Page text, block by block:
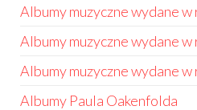
Albumy muzyczne wydane w
Albumy muzyczne wydane w
Albumy muzyczne wydane w
Albumy Paula Oakenfolda